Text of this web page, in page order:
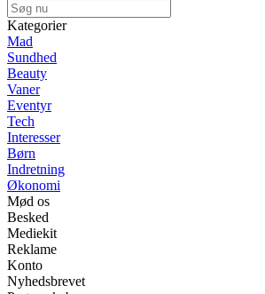
Kategorier
Mad
Sundhed
Beauty
Vaner
Eventyr
Tech
Interesser
Børn
Indretning
Økonomi
Mød os
Besked
Mediekit
Reklame
Konto
Nyhedsbrevet